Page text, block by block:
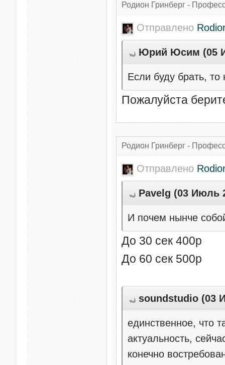
Родион Гринберг -
Отправлено
Юрий Юсим (05
Если буду брать, то
Пожалуйста
Родион Гринберг -
Отправлено
Pavelg (03 Июль
И почем нынче
До 30 сек 400р
До 60 сек 500р
soundstudio (03
единственное, что
актуальность,
конечно